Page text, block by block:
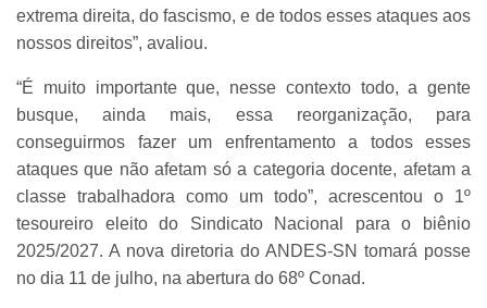
extrema direita, do fascismo, e de todos esses ataques aos
nossos direitos”, avaliou.
“É muito importante que, nesse contexto todo, a gente
busque, ainda mais, essa reorganização, para
conseguirmos fazer um enfrentamento a todos esses
ataques que não afetam só a categoria docente, afetam a
classe trabalhadora como um todo”, acrescentou o 1º
tesoureiro eleito do Sindicato Nacional para o biênio
2025/2027. A nova diretoria do ANDES-SN tomará posse
no dia 11 de julho, na abertura do 68º Conad.